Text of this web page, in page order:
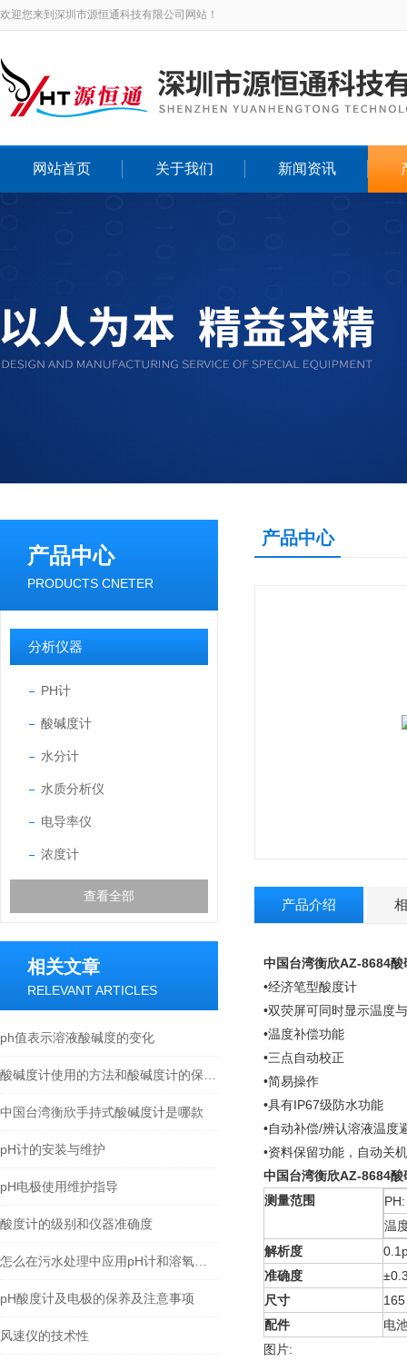
欢迎您来到深圳市源恒通科技有限公司网站！
网站首页 关于我们 新闻资讯
产品中心
PRODUCTS CNETER
分析仪器
PH计
酸碱度计
水分计
水质分析仪
电导率仪
浓度计
查看全部
相关文章
RELEVANT ARTICLES
ph值表示溶液酸碱度的变化
中国台湾衡欣手持式酸碱度计是哪款
pH计的安装与维护
pH电极使用维护指导
酸度计的级别和仪器准确度
pH酸度计及电极的保养及注意事项
风速仪的技术性
产品中心
产品介绍
中国台湾衡欣AZ-8684酸
•经济笔型酸度计
•双荧屏可同时显示温度
•温度补偿功能
•三点自动校正
•简易操作
•具有IP67级防水功能
•自动补偿/辨认溶液温度
•资料保留功能，自动关
中国台湾衡欣AZ-8684酸
测量范围
温
解析度
准确度
尺寸
配件
电
图片: